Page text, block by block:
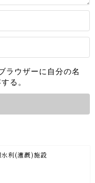
ラウザーに自分の名
る。
利(灌漑)施設